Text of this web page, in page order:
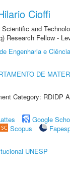
Cioffi
and
Research Fellow -
Engenharia e
DE
Category: RDIDP
Google
Scopus
UNESP